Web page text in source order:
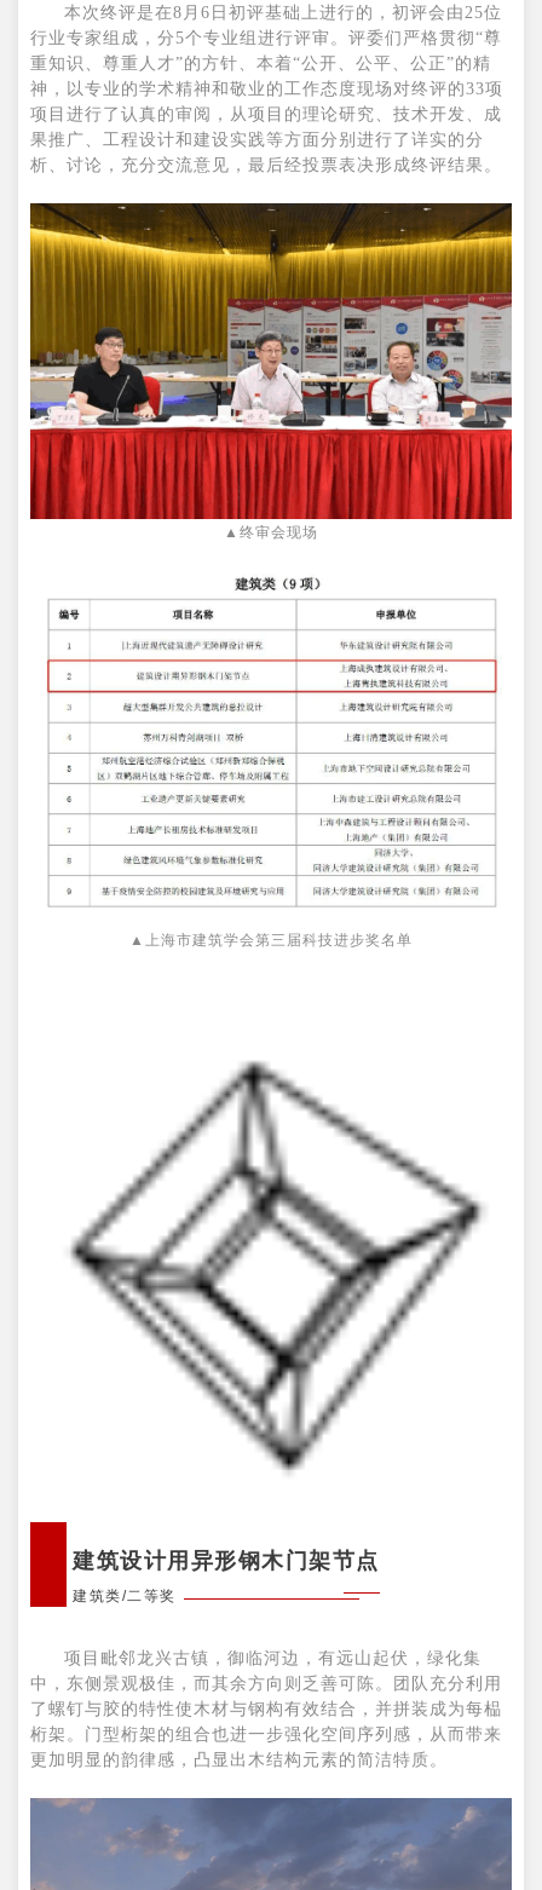
本次终评是在8月6日初评基础上进行的，初评会由25位
行业专家组成，分5个专业组进行评审。评委们严格贯彻“尊
重知识、尊重人才”的方针、本着“公开、公平、公正”的精
神，以专业的学术精神和敬业的工作态度现场对终评的33项
项目进行了认真的审阅，从项目的理论研究、技术开发、成
果推广、工程设计和建设实践等方面分别进行了详实的分
析、讨论，充分交流意见，最后经投票表决形成终评结果。
▲终审会现场
▲上海市建筑学会第三届科技进步奖名单
建筑设计用异形钢木门架节点
建筑类/二等奖
项目毗邻龙兴古镇，御临河边，有远山起伏，绿化集
中，东侧景观极佳，而其余方向则乏善可陈。团队充分利用
了螺钉与胶的特性使木材与钢构有效结合，并拼装成为每榀
桁架。门型桁架的组合也进一步强化空间序列感，从而带来
更加明显的韵律感，凸显出木结构元素的简洁特质。